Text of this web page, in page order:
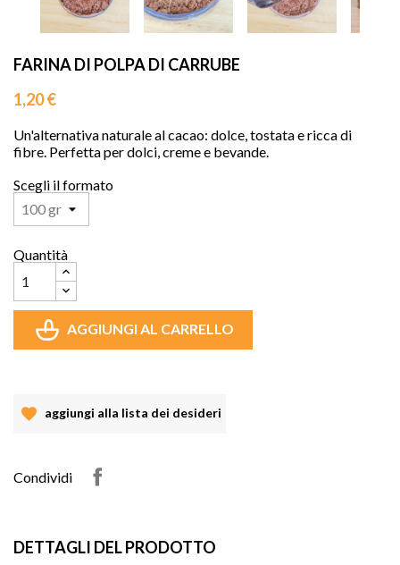
FARINA DI POLPA DI CARRUBE
1,20 €
Un'alternativa naturale al cacao: dolce, tostata e ricca di
fibre. Perfetta per dolci, creme e bevande.
Scegli il formato
Quantità
AGGIUNGI AL CARRELLO
aggiungi alla lista dei desideri
Condividi
DETTAGLI DEL PRODOTTO